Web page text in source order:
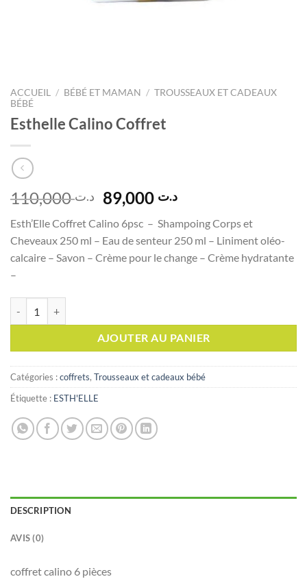
ACCUEIL / BÉBÉ ET MAMAN / TROUSSEAUX ET CADEAUX
BÉBÉ
Esthelle Calino Coffret
د.ت110,000
Le
prix
initial
était :
د.ت 110,000.
د.تLe
actuel
est :
د.ت 89,000.
Esth’Elle Coffret Calino 6psc – Shampoing Corps et
Cheveaux 250 ml – Eau de senteur 250 ml – Liniment oléo-
calcaire – Savon – Crème pour le change – Crème hydratante
–
AJOUTER AU PANIER
Catégories :coffrets, Trousseaux et cadeaux bébé
Étiquette : ESTH'ELLE
DESCRIPTION
AVIS (0)
coffret calino 6 pièces